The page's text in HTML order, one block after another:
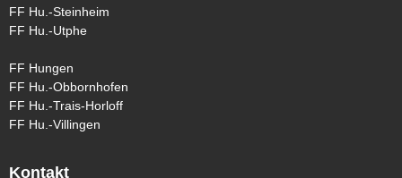
FF Hu.-Steinheim
FF Hu.-Utphe
FF Hungen
FF Hu.-Obbornhofen
FF Hu.-Trais-Horloff
FF Hu.-Villingen
Kontakt